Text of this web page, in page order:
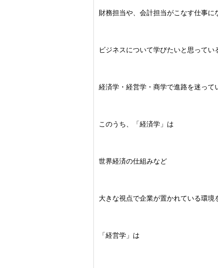
財務担当や、会計担当がこなす仕事に
ビジネスについて学びたいと思ってい
経済学・経営学・商学で進路を迷って
このうち、「経済学」は
世界経済の仕組みなど
大きな視点で企業が置かれている環境
「経営学」は